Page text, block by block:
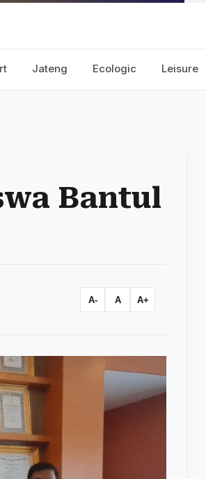
Jateng Ecologic Leisure
Bantul
A- A A+